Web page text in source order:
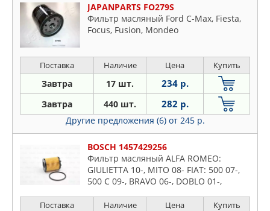
JAPANPARTS FO279S
Фильтр масляный Ford C-Max, Fiesta,
Focus, Fusion, Mondeo
Поставка Наличие Цена Купить
Завтра 17 шт. 234 р.
Завтра 440 шт. 282 р.
Другие предложения (6) от 245 р.
BOSCH 1457429256
Фильтр масляный ALFA ROMEO:
GIULIETTA 10-, MITO 08- FIAT: 500 07-,
500 C 09-, BRAVO 06-, DOBLO 01-,
Cargo 10-, FIORINO фургон
Поставка Наличие Цена Купить